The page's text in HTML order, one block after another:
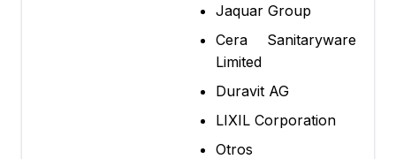
Jaquar Group
Cera Sanitaryware
Limited
Duravit AG
LIXIL Corporation
Otros